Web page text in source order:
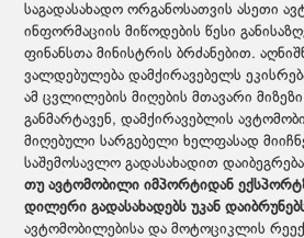
საგადასახადო ორგანოსათვის ასეთი
ინფორმაციის მიწოდების წესი
ფინანსთა მინისტრის ბრძანებით.
ვალდებულება დამქირავებელს
ამ ცვლილების მიღების მთავარი
განმარტავენ, დამქირავებლის
მიღებული სარგებელი ხელფასად
საშემოსავლო გადასახადით
თუ ავტომობილი იმპორტიდან
დილერი გადასახადებს უკან
ავტომობილებისა და მოტოციკლის